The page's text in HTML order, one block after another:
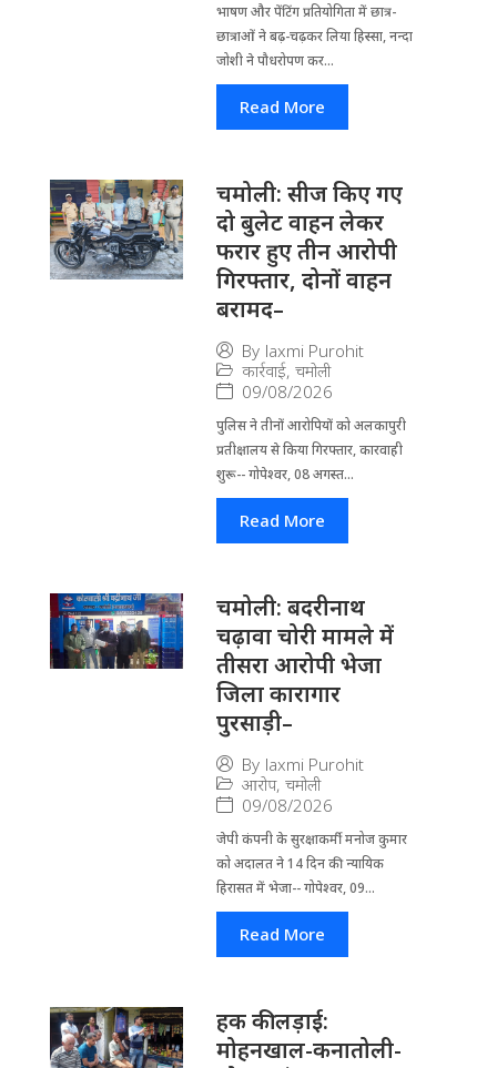
भाषण और पेंटिंग प्रतियोगिता में छात्र-
छात्राओं ने बढ़-चढ़कर लिया हिस्सा, नन्दा
जोशी ने पौधरोपण कर...
Read More
चमोली: सीज किए गए
दो बुलेट वाहन लेकर
फरार हुए तीन आरोपी
गिरफ्तार, दोनों वाहन
बरामद–
By laxmi Purohit
कार्रवाई, चमोली
09/08/2026
पुलिस ने तीनों आरोपियों को अलकापुरी
प्रतीक्षालय से किया गिरफ्तार, कारवाही
शुरू-- गोपेश्वर, 08 अगस्त...
Read More
चमोली: बदरीनाथ
चढ़ावा चोरी मामले में
तीसरा आरोपी भेजा
जिला कारागार
पुरसाड़ी–
By laxmi Purohit
आरोप, चमोली
09/08/2026
जेपी कंपनी के सुरक्षाकर्मी मनोज कुमार
को अदालत ने 14 दिन की न्यायिक
हिरासत में भेजा-- गोपेश्वर, 09...
Read More
हक की लड़ाई:
मोहनखाल-कनातोली-